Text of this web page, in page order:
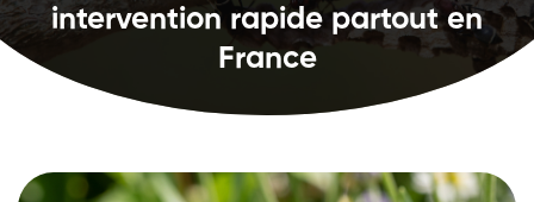
intervention rapide partout en
France